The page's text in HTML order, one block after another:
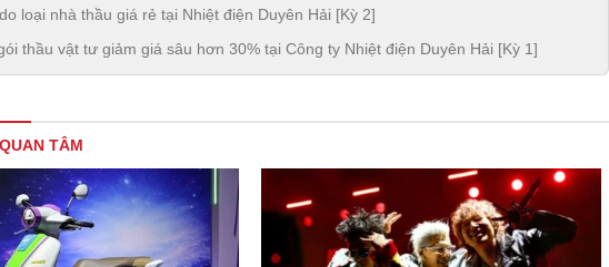
loại nhà thầu giá rẻ tại Nhiệt điện Duyên Hải [Kỳ 2]
thầu vật tư giảm giá sâu hơn 30% tại Công ty Nhiệt điện Duyên Hải [Kỳ 1]
TÂM